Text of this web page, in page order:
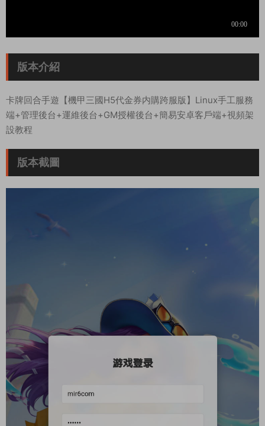
版本介紹
卡牌回合手遊【機甲三國H5代金券内購跨服版】Linux手工服務
端+管理後台+運維後台+GM授權後台+簡易安卓客戶端+視頻架
設教程
版本截圖